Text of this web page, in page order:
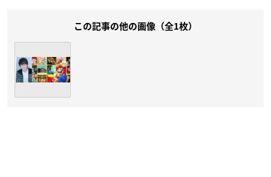
この記事の他の画像（全1枚）